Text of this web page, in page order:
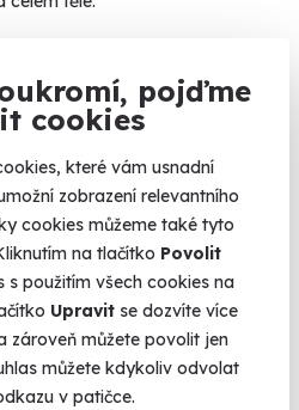
pojďme
cookies
které vám usnadní
zobrazení relevantního
cookies můžeme také tyto
na tlačítko Povolit
s použitím všech cookies na
Upravit se dozvíte více
zároveň můžete povolit jen
můžete kdykoliv odvolat
v patičce.